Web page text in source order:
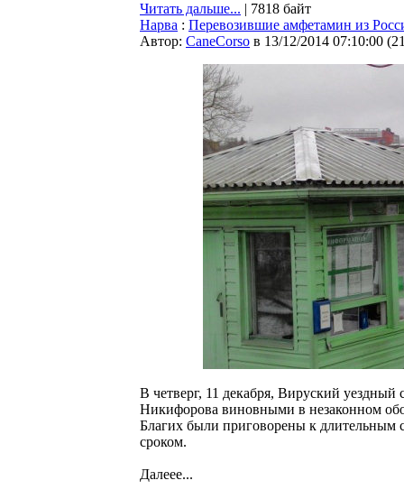
Читать дальше... | 7818 байт
Нарва : Перевозившие амфетамин из
Автор: CaneCorso в 13/12/2014 07:10:00 (
В четверг, 11 декабря, Вируский
Никифорова виновными в незаконном
Благих были приговорены к длительным
сроком.
Далеее...